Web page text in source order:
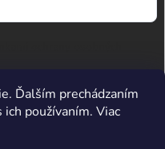
Ďalším prechádzaním
používaním. Viac